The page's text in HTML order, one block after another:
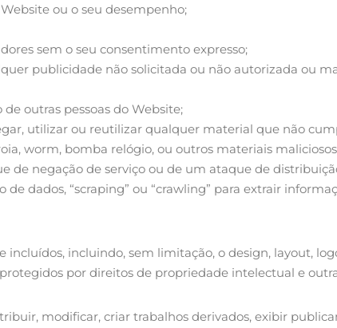
ou o seu desempenho;
sem o seu consentimento expresso;
publicidade não solicitada ou não autorizada ou
outras pessoas do Website;
utilizar ou reutilizar qualquer material que não
worm, bomba relógio, ou outros materiais
de negação de serviço ou de um ataque de
dados, “scraping” ou “crawling” para extrair
incluindo, sem limitação, o design, layout,
por direitos de propriedade intelectual e
modificar, criar trabalhos derivados, exibir